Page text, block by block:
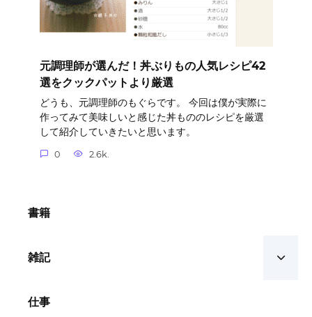
元調理師が選んだ！丼ぶりもの人気レシピ42
選をクックパットより厳選
どうも、元調理師のもぐらです。 今回は僕が実際に
作ってみて美味しいと感じた丼もののレシピを厳選
して紹介していきたいと思います。
0 2.6k.
書籍
雑記
仕事